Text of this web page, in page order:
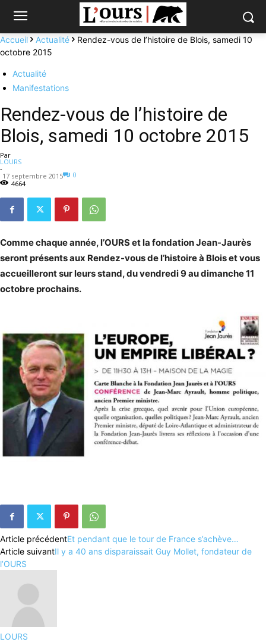
Accueil Actualité
Rendez-vous de l’histoire de Blois, samedi 10
octobre 2015
Actualité
Manifestations
Rendez-vous de l’histoire de
Blois, samedi 10 octobre 2015
Par
LOURS
-
17 septembre 2015
0
4664
Comme chaque année, l’OURS et la fondation Jean-Jaurès
seront présents aux Rendez-vous de l’histoire à Blois et vous
accueilleront sur leurs stand, du vendredi 9 au dimanche 11
octobre prochains.
Article précédentEt pendant que le tour de France s’achève…
Article suivantIl y a 40 ans disparaissait Guy Mollet, fondateur de
l’OURS
LOURS